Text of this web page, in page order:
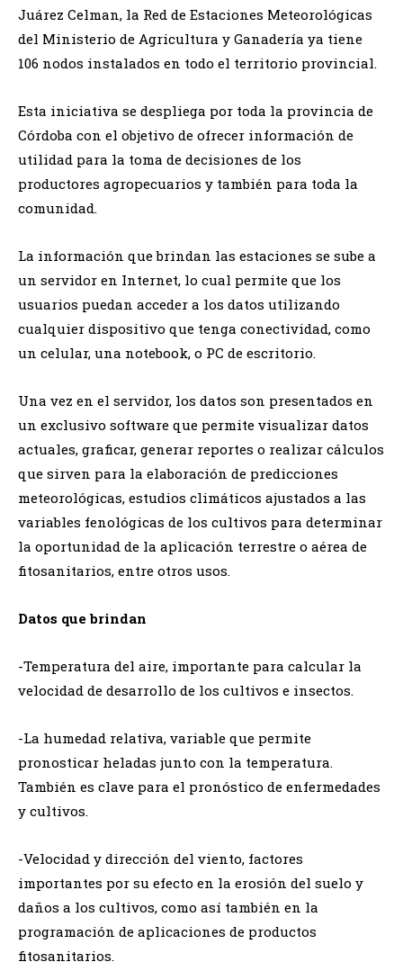
Juárez Celman, la Red de Estaciones Meteorológicas
del Ministerio de Agricultura y Ganadería ya tiene
106 nodos instalados en todo el territorio provincial.
Esta iniciativa se despliega por toda la provincia de
Córdoba con el objetivo de ofrecer información de
utilidad para la toma de decisiones de los
productores agropecuarios y también para toda la
comunidad.
La información que brindan las estaciones se sube a
un servidor en Internet, lo cual permite que los
usuarios puedan acceder a los datos utilizando
cualquier dispositivo que tenga conectividad, como
un celular, una notebook, o PC de escritorio.
Una vez en el servidor, los datos son presentados en
un exclusivo software que permite visualizar datos
actuales, graficar, generar reportes o realizar cálculos
que sirven para la elaboración de predicciones
meteorológicas, estudios climáticos ajustados a las
variables fenológicas de los cultivos para determinar
la oportunidad de la aplicación terrestre o aérea de
fitosanitarios, entre otros usos.
Datos que brindan
-Temperatura del aire, importante para calcular la
velocidad de desarrollo de los cultivos e insectos.
-La humedad relativa, variable que permite
pronosticar heladas junto con la temperatura.
También es clave para el pronóstico de enfermedades
y cultivos.
-Velocidad y dirección del viento, factores
importantes por su efecto en la erosión del suelo y
daños a los cultivos, como así también en la
programación de aplicaciones de productos
fitosanitarios.